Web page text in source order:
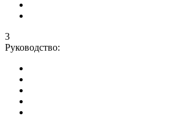
3
Руководство: